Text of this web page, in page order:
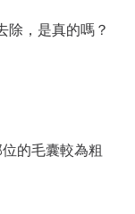
除，是真的嗎？
的毛囊較為粗